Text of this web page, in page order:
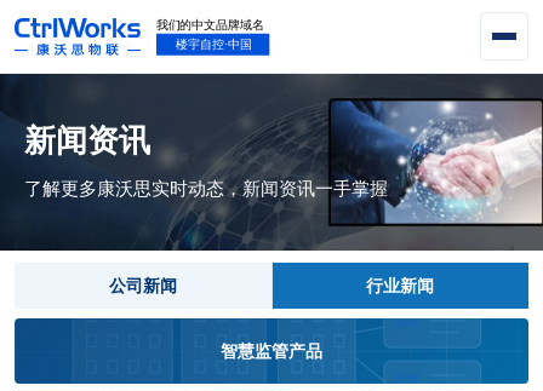
新闻资讯
了解更多康沃思实时动态，新闻资讯一手掌握
公司新闻 行业新闻
智慧监管产品